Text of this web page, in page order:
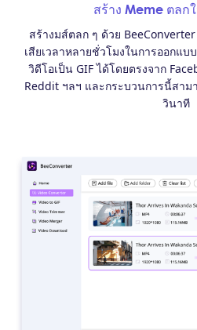
สร้าง Meme ตลก
สร้างมส์ตลก ๆ ด้วย BeeConverter
เสียเวลาหลายชั่วโมงในการออกแ
วิดีโอเป็น GIF ได้โดยตรงจาก
Reddit ฯลฯ และกระบวนการนี้สาม
วินาที